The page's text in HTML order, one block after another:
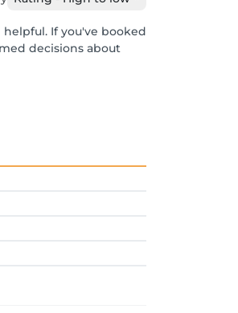
If you've booked
decisions about